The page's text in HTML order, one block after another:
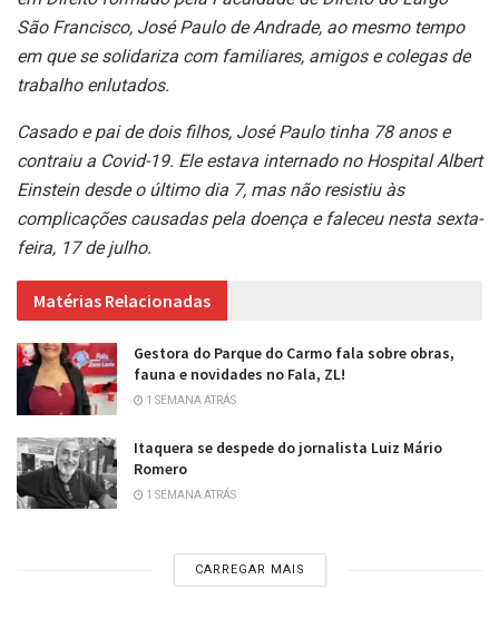
São Francisco, José Paulo de Andrade, ao mesmo tempo
em que se solidariza com familiares, amigos e colegas de
trabalho enlutados.
Casado e pai de dois filhos, José Paulo tinha 78 anos e
contraiu a Covid-19. Ele estava internado no Hospital Albert
Einstein desde o último dia 7, mas não resistiu às
complicações causadas pela doença e faleceu nesta sexta-
feira, 17 de julho.
Matérias Relacionadas
Gestora do Parque do Carmo fala sobre obras,
fauna e novidades no Fala, ZL!
1 SEMANA ATRÁS
Itaquera se despede do jornalista Luiz Mário
Romero
1 SEMANA ATRÁS
CARREGAR MAIS